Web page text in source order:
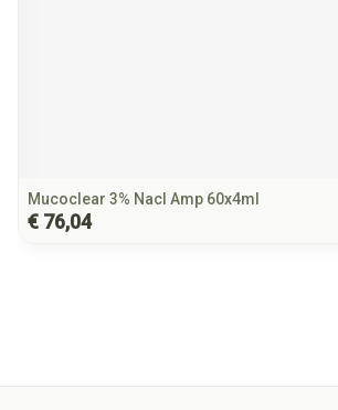
Mucoclear 3% Nacl Amp 60x4ml
€ 76,04